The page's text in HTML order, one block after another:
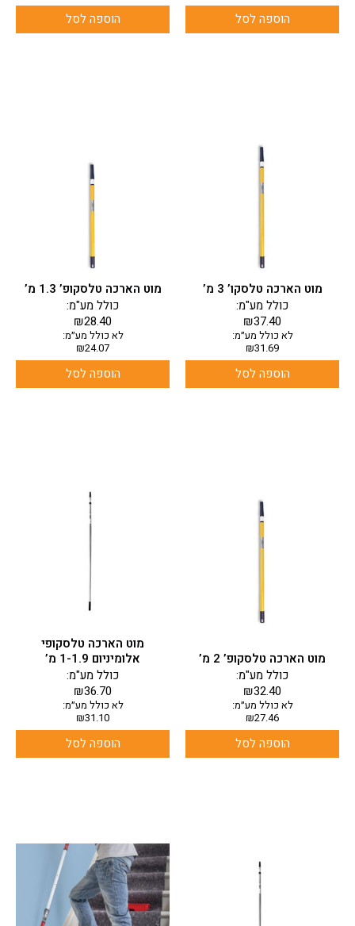
הוספה לסל הוספה לסל
מוט הארכה טלסקו’ 3 מ’
₪37.40
כולל מע"מ:
לא כולל מע״מ:
₪31.69
הוספה לסל
מוט הארכה טלסקופ’ 1.3 מ’
₪28.40
כולל מע"מ:
לא כולל מע״מ:
₪24.07
הוספה לסל
מוט הארכה טלסקופ’ 2 מ’
₪32.40
כולל מע"מ:
לא כולל מע״מ:
₪27.46
הוספה לסל
מוט הארכה טלסקופי
אלומיניום 1-1.9 מ’
₪36.70
כולל מע"מ:
לא כולל מע״מ:
₪31.10
הוספה לסל